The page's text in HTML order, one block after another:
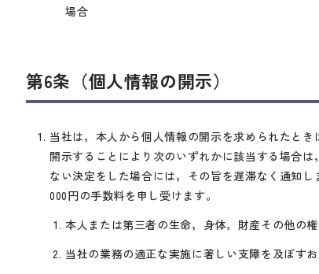
場合
第6条（個人情報の開示）
当社は，本人から個人情報の開示を求められたと
開示することにより次のいずれかに該当する場合
ない決定をした場合には，その旨を遅滞なく通知し
000円の手数料を申し受けます。
本人または第三者の生命，身体，財産その他の
当社の業務の適正な実施に著しい支障を及ぼす